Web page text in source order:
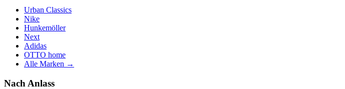
Urban Classics
Nike
Hunkemöller
Next
Adidas
OTTO home
Alle Marken →
Nach Anlass